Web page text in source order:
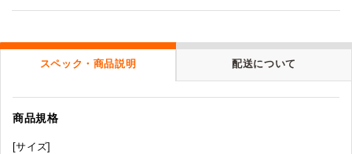
スペック・商品説明 配送について
商品規格
[サイズ]